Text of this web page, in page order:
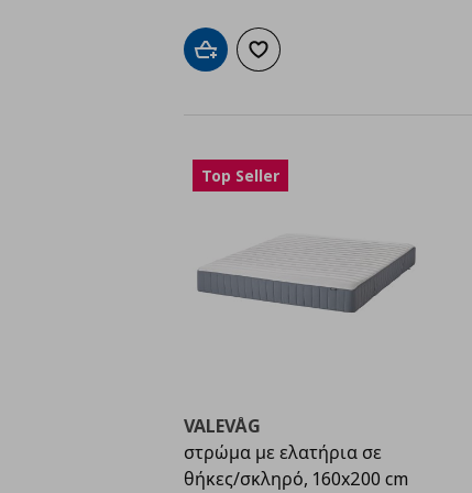
Προσθήκη στο καλάθι
Προσθήκη στα αγαπημένα
Top Seller
VALEVÅG
στρώμα με ελατήρια σε
θήκες/σκληρό, 160x200 cm